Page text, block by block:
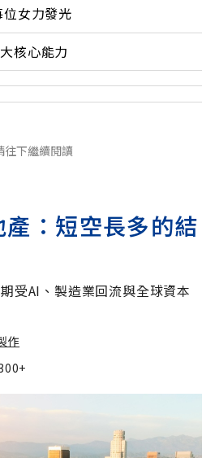
女力發光
核心能力
往下繼續閱讀
：短空長多的結
受AI、製造業回流與全球資本
作